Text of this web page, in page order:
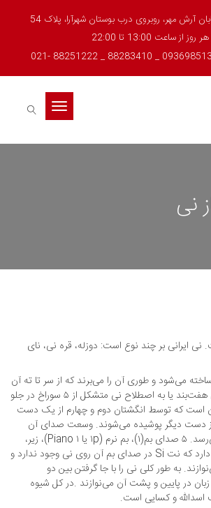
آرش مهر، روبروی درب بوستان شهرآرا، پلاک 54
هر روز از ساعت 13:00 تا 22:00
Toggle
navigation
نی
نی ایرانی بر چند نوع است: دوزله، قره نی، نای
می‌شود و طوری آن را می‌برند که از سر تا ته آن
شامل هفت بند شود. نی هفت‌بند یا به اصطلاح نی متشکل از ۵ سوراخ در جلو
که توسط انگشتان دوم و چهارم از یک دست
از دست دیگر پوشیده می‌شوند. وسعت صدای آن
به ۳ اکتاو و چند صدا می‌رسد. ۵ صدای بم(۱)، بم نرم (۱p یا ۱ Piano)، زیر،
غیث و پس غیث (تا فا) دارد که نت Si در صدای بم آن روی نی وجود ندارد و
به طور کلی نی را با جا گرفتن بین دو
در پایین و پشت آن می‌نوازند .در کل شیوه
اسدالله و کسایی است.